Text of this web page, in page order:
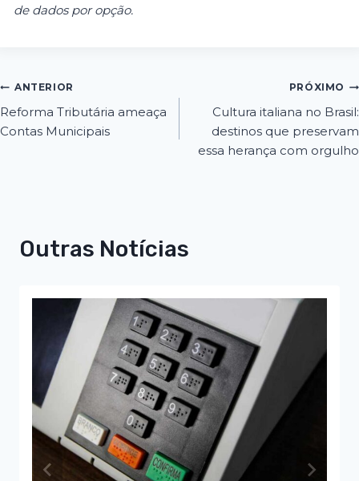
de dados por opção.
ANTERIOR
Reforma Tributária ameaça
Contas Municipais
PRÓXIMO
Cultura italiana no Brasil:
destinos que preservam
essa herança com orgulho
Outras Notícias